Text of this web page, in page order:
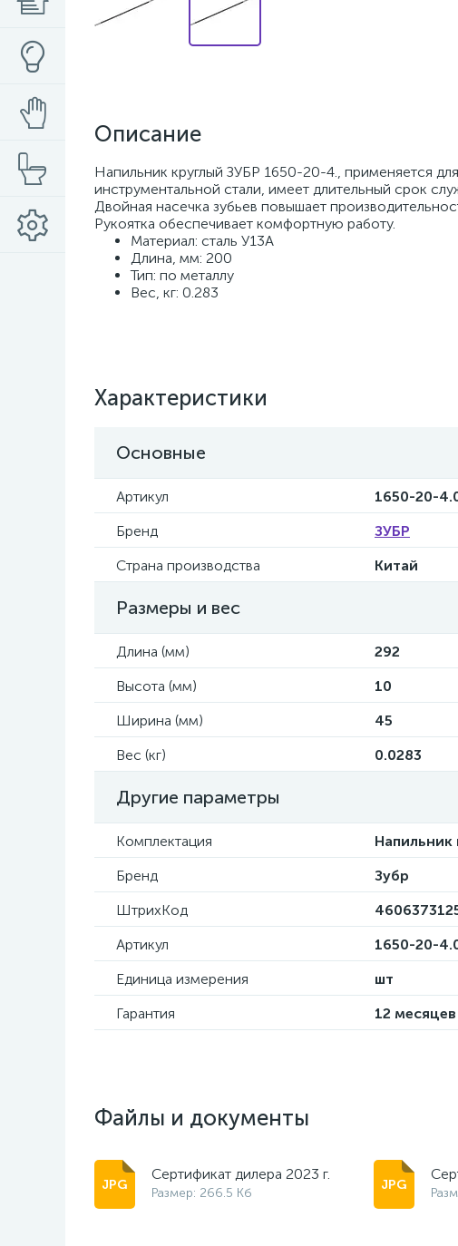
Описание
Напильник круглый ЗУБР 1650-20-4., применяется
инструментальной стали, имеет длительный срок
Двойная насечка зубьев повышает
Рукоятка обеспечивает комфортную работу.
Материал: сталь У13А
Длина, мм: 200
Тип: по металлу
Вес, кг: 0.283
Характеристики
Основные
Артикул
1650-20-
Бренд
ЗУБР
Страна производства
Китай
Размеры и вес
Длина (мм)
292
Высота (мм)
10
Ширина (мм)
45
Вес (кг)
0.0283
Другие параметры
Комплектация
Напильник
Бренд
Зубр
ШтрихКод
Артикул
1650-20-
Единица измерения
шт
Гарантия
12 месяцев
Файлы и документы
Сертификат дилера 2023 г.
Размер: 266.5 Кб